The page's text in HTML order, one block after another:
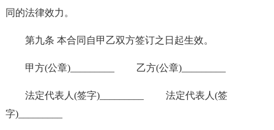
同的法律效力。
第九条 本合同自甲乙双方签订之日起生效。
甲方(公章)_________ 乙方(公章)_________
法定代表人(签字)_________ 法定代表人(签
字)_________